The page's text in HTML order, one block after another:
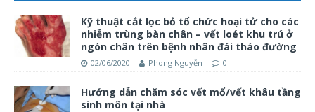
Kỹ thuật cắt lọc bỏ tổ chức hoại tử cho các
nhiễm trùng bàn chân – vết loét khu trú ở
ngón chân trên bệnh nhân đái tháo đường
02/06/2020 Phong Nguyễn 0
Hướng dẫn chăm sóc vết mổ/vết khâu tầng
sinh môn tại nhà